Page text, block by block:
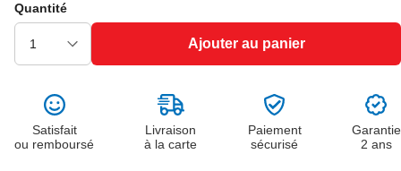
Quantité
Ajouter au panier
Satisfait
ou remboursé
Livraison
à la carte
Paiement
sécurisé
Garantie
2 ans